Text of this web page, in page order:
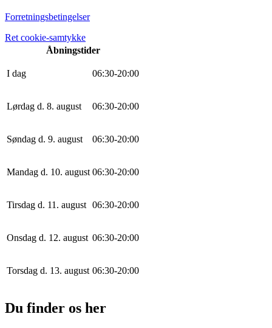
Forretningsbetingelser
Ret cookie-samtykke
Åbningstider
I dag 06:30-20:00
Lørdag d. 8. august 06:30-20:00
Søndag d. 9. august 06:30-20:00
Mandag d. 10. august 06:30-20:00
Tirsdag d. 11. august 06:30-20:00
Onsdag d. 12. august 06:30-20:00
Torsdag d. 13. august 06:30-20:00
Du finder os her